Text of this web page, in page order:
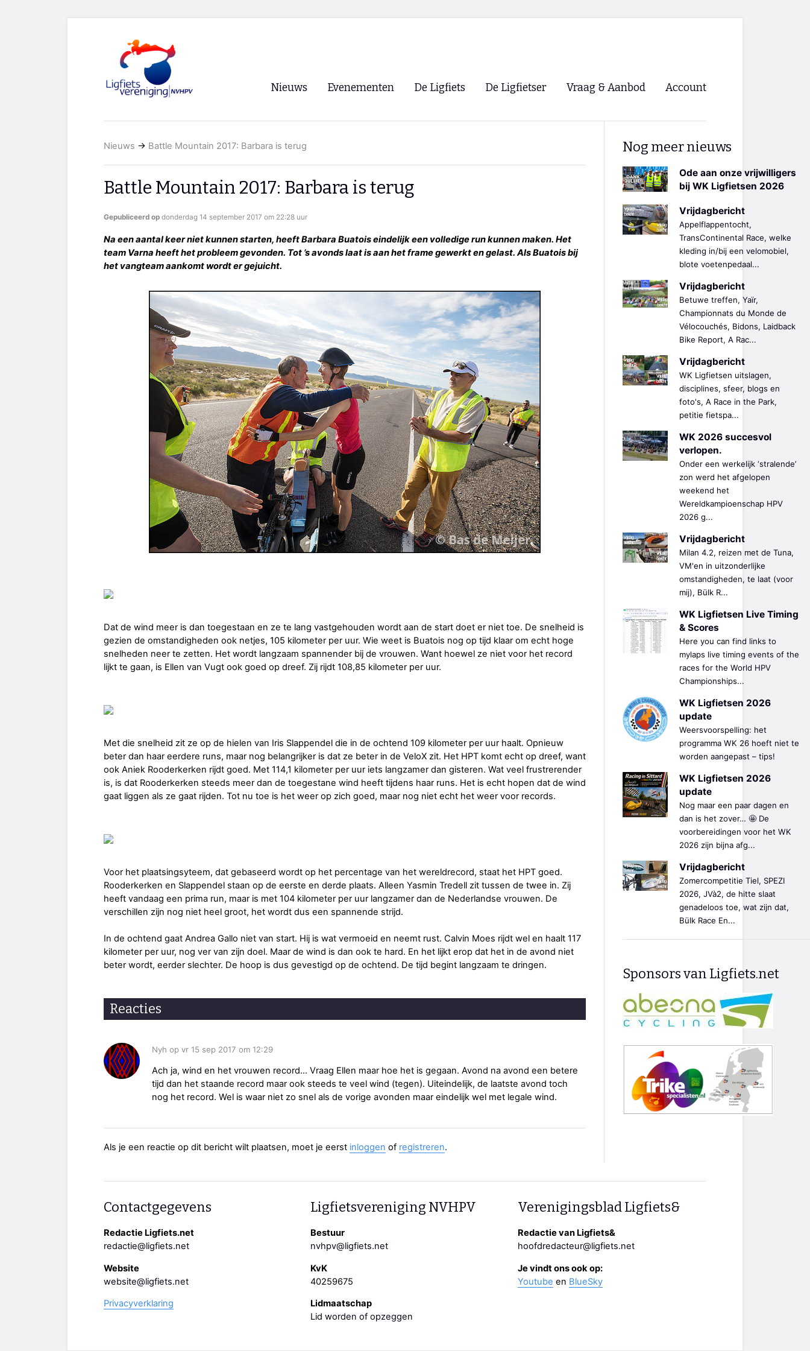
Nieuws
RSS
Evenementen
WK Ligfietsen 2026
Oliebollentocht
De Ligfiets De Ligfietser
Ligfietsvereninging NVHPV
Forum ligfietsers.nl 🡺
Vraag & Aanbod Account
Registreren
Nieuws → Battle Mountain 2017: Barbara is terug
Battle Mountain 2017: Barbara is terug
Gepubliceerd op donderdag 14 september 2017 om 22:28 uur
Na een aantal keer niet kunnen starten, heeft Barbara Buatois eindelijk een volledige run kunnen maken. Het
team Varna heeft het probleem gevonden. Tot ’s avonds laat is aan het frame gewerkt en gelast. Als Buatois bij
het vangteam aankomt wordt er gejuicht.
Dat de wind meer is dan toegestaan en ze te lang vastgehouden wordt aan de start doet er niet toe. De snelheid is
gezien de omstandigheden ook netjes, 105 kilometer per uur. Wie weet is Buatois nog op tijd klaar om echt hoge
snelheden neer te zetten. Het wordt langzaam spannender bij de vrouwen. Want hoewel ze niet voor het record
lijkt te gaan, is Ellen van Vugt ook goed op dreef. Zij rijdt 108,85 kilometer per uur.
Met die snelheid zit ze op de hielen van Iris Slappendel die in de ochtend 109 kilometer per uur haalt. Opnieuw
beter dan haar eerdere runs, maar nog belangrijker is dat ze beter in de VeloX zit. Het HPT komt echt op dreef, want
ook Aniek Rooderkerken rijdt goed. Met 114,1 kilometer per uur iets langzamer dan gisteren. Wat veel frustrerender
is, is dat Rooderkerken steeds meer dan de toegestane wind heeft tijdens haar runs. Het is echt hopen dat de wind
gaat liggen als ze gaat rijden. Tot nu toe is het weer op zich goed, maar nog niet echt het weer voor records.
Voor het plaatsingsyteem, dat gebaseerd wordt op het percentage van het wereldrecord, staat het HPT goed.
Rooderkerken en Slappendel staan op de eerste en derde plaats. Alleen Yasmin Tredell zit tussen de twee in. Zij
heeft vandaag een prima run, maar is met 104 kilometer per uur langzamer dan de Nederlandse vrouwen. De
verschillen zijn nog niet heel groot, het wordt dus een spannende strijd.
In de ochtend gaat Andrea Gallo niet van start. Hij is wat vermoeid en neemt rust. Calvin Moes rijdt wel en haalt 117
kilometer per uur, nog ver van zijn doel. Maar de wind is dan ook te hard. En het lijkt erop dat het in de avond niet
beter wordt, eerder slechter. De hoop is dus gevestigd op de ochtend. De tijd begint langzaam te dringen.
Reacties
Nyh op vr 15 sep 2017 om 12:29
Ach ja, wind en het vrouwen record... Vraag Ellen maar hoe het is gegaan. Avond na avond een betere
tijd dan het staande record maar ook steeds te veel wind (tegen). Uiteindelijk, de laatste avond toch
nog het record. Wel is waar niet zo snel als de vorige avonden maar eindelijk wel met legale wind.
Als je een reactie op dit bericht wilt plaatsen, moet je eerst inloggen of registreren.
Nog meer nieuws
Ode aan onze vrijwilligers
bij WK Ligfietsen 2026
Vrijdagbericht
Appelflappentocht,
TransContinental Race, welke
kleding in/bij een velomobiel,
blote voetenpedaal...
Vrijdagbericht
Betuwe treffen, Yaïr,
Championnats du Monde de
Vélocouchés, Bidons, Laidback
Bike Report, A Rac...
Vrijdagbericht
WK Ligfietsen uitslagen,
disciplines, sfeer, blogs en
foto's, A Race in the Park,
petitie fietspa...
WK 2026 succesvol
verlopen.
Onder een werkelijk ‘stralende’
zon werd het afgelopen
weekend het
Wereldkampioenschap HPV
2026 g...
Vrijdagbericht
Milan 4.2, reizen met de Tuna,
VM'en in uitzonderlijke
omstandigheden, te laat (voor
mij), Bülk R...
WK Ligfietsen Live Timing
& Scores
Here you can find links to
mylaps live timing events of the
races for the World HPV
Championships...
WK Ligfietsen 2026
update
Weersvoorspelling: het
programma WK 26 hoeft niet te
worden aangepast – tips!
WK Ligfietsen 2026
update
Nog maar een paar dagen en
dan is het zover… 🤩 De
voorbereidingen voor het WK
2026 zijn bijna afg...
Vrijdagbericht
Zomercompetitie Tiel, SPEZI
2026, JVà2, de hitte slaat
genadeloos toe, wat zijn dat,
Bülk Race En...
Sponsors van Ligfiets.net
Contactgegevens
Redactie Ligfiets.net
redactie@ligfiets.net
Website
website@ligfiets.net
Privacyverklaring
Ligfietsvereniging NVHPV
Bestuur
nvhpv@ligfiets.net
KvK
40259675
Lidmaatschap
Lid worden of opzeggen
Verenigingsblad Ligfiets&
Redactie van Ligfiets&
hoofdredacteur@ligfiets.net
Je vindt ons ook op:
Youtube en BlueSky